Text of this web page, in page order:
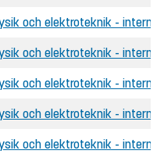
och elektroteknik -
och elektroteknik -
och elektroteknik -
och elektroteknik -
och elektroteknik -